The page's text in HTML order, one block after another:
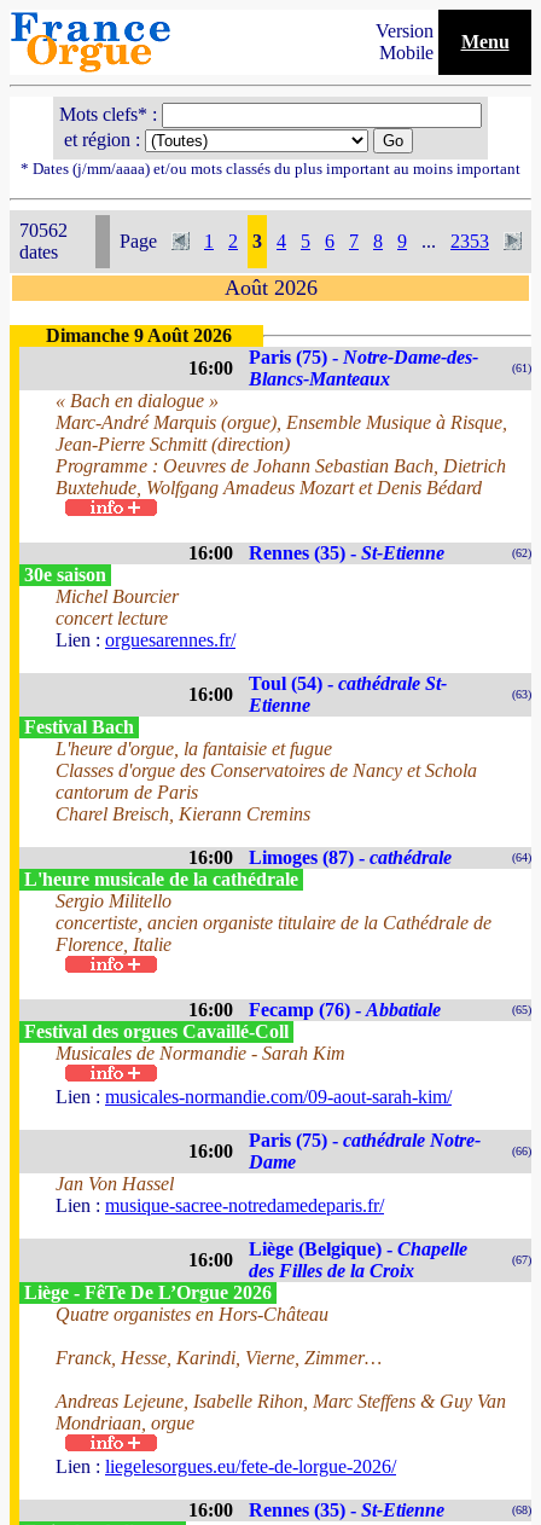
Version
Mobile
Menu
Mots clefs* :
et région :
* Dates (j/mm/aaaa) et/ou mots classés du plus important au moins important
70562
dates
Page 1 2 3 4 5 6 7 8 9 ... 2353
Août 2026
Dimanche 9 Août 2026
16:00
Paris (75) - Notre-Dame-des-
Blancs-Manteaux
(61)
« Bach en dialogue »
Marc-André Marquis (orgue), Ensemble Musique à Risque,
Jean-Pierre Schmitt (direction)
Programme : Oeuvres de Johann Sebastian Bach, Dietrich
Buxtehude, Wolfgang Amadeus Mozart et Denis Bédard
16:00 Rennes (35) - St-Etienne (62)
30e saison
Michel Bourcier
concert lecture
Lien : orguesarennes.fr/
16:00
Toul (54) - cathédrale St-
Etienne
(63)
Festival Bach
L'heure d'orgue, la fantaisie et fugue
Classes d'orgue des Conservatoires de Nancy et Schola
cantorum de Paris
Charel Breisch, Kierann Cremins
16:00 Limoges (87) - cathédrale (64)
L'heure musicale de la cathédrale
Sergio Militello
concertiste, ancien organiste titulaire de la Cathédrale de
Florence, Italie
16:00 Fecamp (76) - Abbatiale (65)
Festival des orgues Cavaillé-Coll
Musicales de Normandie - Sarah Kim
Lien : musicales-normandie.com/09-aout-sarah-kim/
16:00
Paris (75) - cathédrale Notre-
Dame
(66)
Jan Von Hassel
Lien : musique-sacree-notredamedeparis.fr/
16:00
Liège (Belgique) - Chapelle
des Filles de la Croix
(67)
Liège - FêTe De L’Orgue 2026
Quatre organistes en Hors-Château
Franck, Hesse, Karindi, Vierne, Zimmer…
Andreas Lejeune, Isabelle Rihon, Marc Steffens & Guy Van
Mondriaan, orgue
Lien : liegelesorgues.eu/fete-de-lorgue-2026/
16:00 Rennes (35) - St-Etienne (68)